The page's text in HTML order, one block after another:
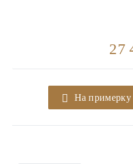
27
На примерку